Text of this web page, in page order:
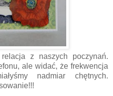
z naszych poczynań.
ale widać, że frekwencja
nadmiar chętnych.